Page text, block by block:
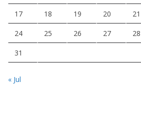
17 18 19 20 21
24 25 26 27 28
31
« Jul